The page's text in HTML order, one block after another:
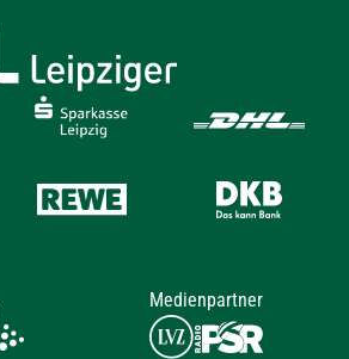
Medienpartner